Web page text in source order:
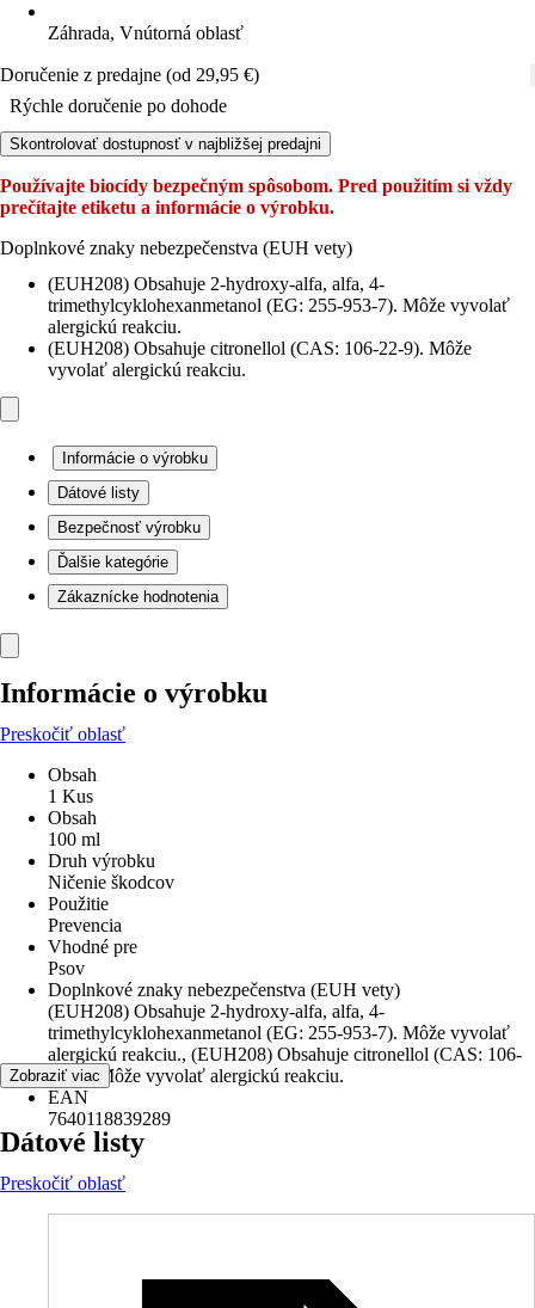
Záhrada, Vnútorná oblasť
Doručenie z predajne (od 29,95 €)
Rýchle doručenie po dohode
Skontrolovať dostupnosť v najbližšej predajni
Používajte biocídy bezpečným spôsobom. Pred použitím si vždy
prečítajte etiketu a informácie o výrobku.
Doplnkové znaky nebezpečenstva (EUH vety)
(EUH208) Obsahuje 2-hydroxy-alfa, alfa, 4-
trimethylcyklohexanmetanol (EG: 255-953-7). Môže vyvolať
alergickú reakciu.
(EUH208) Obsahuje citronellol (CAS: 106-22-9). Môže
vyvolať alergickú reakciu.
Informácie o výrobku
Dátové listy
Bezpečnosť výrobku
Ďalšie kategórie
Zákaznícke hodnotenia
Informácie o výrobku
Preskočiť oblasť
Obsah
1 Kus
Obsah
100 ml
Druh výrobku
Ničenie škodcov
Použitie
Prevencia
Vhodné pre
Psov
Doplnkové znaky nebezpečenstva (EUH vety)
(EUH208) Obsahuje 2-hydroxy-alfa, alfa, 4-
trimethylcyklohexanmetanol (EG: 255-953-7). Môže vyvolať
alergickú reakciu., (EUH208) Obsahuje citronellol (CAS: 106-
22-9). Môže vyvolať alergickú reakciu.
EAN
7640118839289
Zobraziť viac
Dátové listy
Preskočiť oblasť